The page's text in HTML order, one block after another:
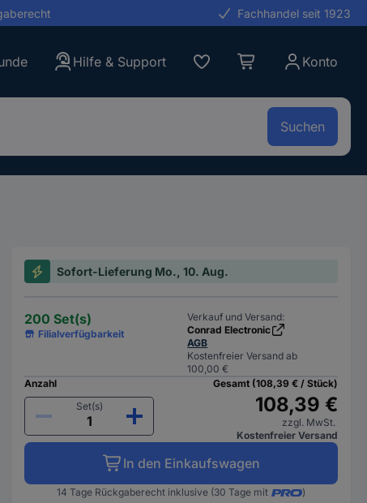
Fachhandel seit 1923
Hilfe & Support Konto
Suchen
Sofort-Lieferung Mo., 10. Aug.
200 Set(s)
Filialverfügbarkeit
Verkauf und Versand:
Conrad Electronic
AGB
Kostenfreier Versand ab
100,00 €
Anzahl
Set(s)
Gesamt (108,39 € / Stück)
108,39 €
zzgl. MwSt.
Kostenfreier Versand
In den Einkaufswagen
14 Tage Rückgaberecht inklusive (30 Tage mit )